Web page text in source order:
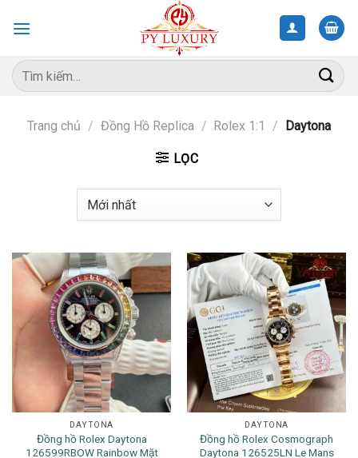
Tìm
kiếm:
Trang chủ / Đồng Hồ Replica / Rolex 1:1 / Daytona
LỌC
DAYTONA
Đồng hồ Rolex Daytona
126599RBOW Rainbow Mặt
DAYTONA
Đồng hồ Rolex Cosmograph
Daytona 126525LN Le Mans